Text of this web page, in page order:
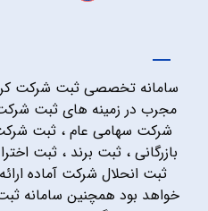
سامانه تخصصی ثبت شرکت
مجرب در زمینه های ثبت
شرکت سهامی عام ، ثبت
بازرگانی ، ثبت برند ، ثبت
ثبت انحلال شرکت آماده
خواهد بود همچنین سامانه